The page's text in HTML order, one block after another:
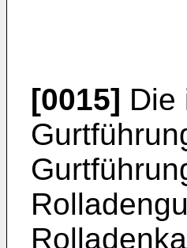
[0015] Die